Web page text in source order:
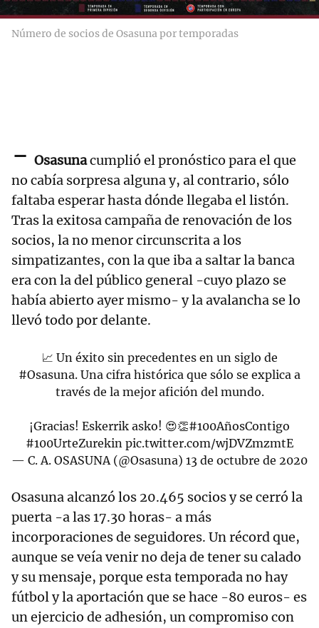
Número de socios de Osasuna por temporadas
- Osasunacumplió el pronóstico para el que
no cabía sorpresa alguna y, al contrario, sólo
faltaba esperar hasta dónde llegaba el listón.
Tras la exitosa campaña de renovación de los
socios, la no menor circunscrita a los
simpatizantes, con la que iba a saltar la banca
era con la del público general -cuyo plazo se
había abierto ayer mismo- y la avalancha se lo
llevó todo por delante.
📈 Un éxito sin precedentes en un siglo de
#Osasuna. Una cifra histórica que sólo se explica a
través de la mejor afición del mundo.
¡Gracias! Eskerrik asko! 😍👏#100AñosContigo
#100UrteZurekin pic.twitter.com/wjDVZmzmtE
— C. A. OSASUNA (@Osasuna) 13 de octubre de 2020
Osasuna alcanzó los 20.465 socios y se cerró la
puerta -a las 17.30 horas- a más
incorporaciones de seguidores. Un récord que,
aunque se veía venir no deja de tener su calado
y su mensaje, porque esta temporada no hay
fútbol y la aportación que se hace -80 euros- es
un ejercicio de adhesión, un compromiso con